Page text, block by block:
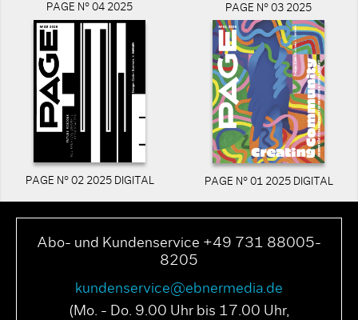
PAGE N° 04 2025 PAGE N° 03 2025
PAGE N° 02 2025 DIGITAL PAGE N° 01 2025 DIGITAL
Abo- und Kundenservice +49 731 88005-
8205
kundenservice@ebnermedia.de
(Mo. - Do. 9.00 Uhr bis 17.00 Uhr,